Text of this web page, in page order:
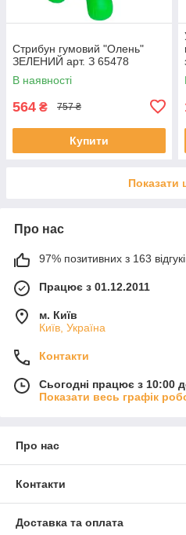
Стрибун гумовий "Олень"
ЗЕЛЕНИЙ арт. З 65478
В наявності
564 ₴ 757 ₴
Купити
Показати
Про нас
97% позитивних з 163
Працює з 01.12.2011
м. Київ
Київ, Україна
Контакти
Сьогодні працює з 10:00
Показати весь графік
Про нас
Контакти
Доставка та оплата